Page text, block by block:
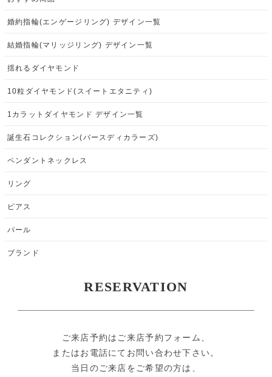
婚約指輪(エンゲージリング) デザイン一覧
結婚指輪(マリッジリング) デザイン一覧
揺れるダイヤモンド
10粒ダイヤモンド(スイートエタニティ)
1カラットダイヤモンド デザイン一覧
誕生石コレクション(バースディカラーズ)
ペンダントネックレス
リング
ピアス
パール
ブランド
RESERVATION
ご来店予約はご来店予約フォーム、
またはお電話にてお問い合わせ下さい。
当日のご来店をご希望の方は、